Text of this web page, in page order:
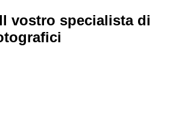
vostro specialista di